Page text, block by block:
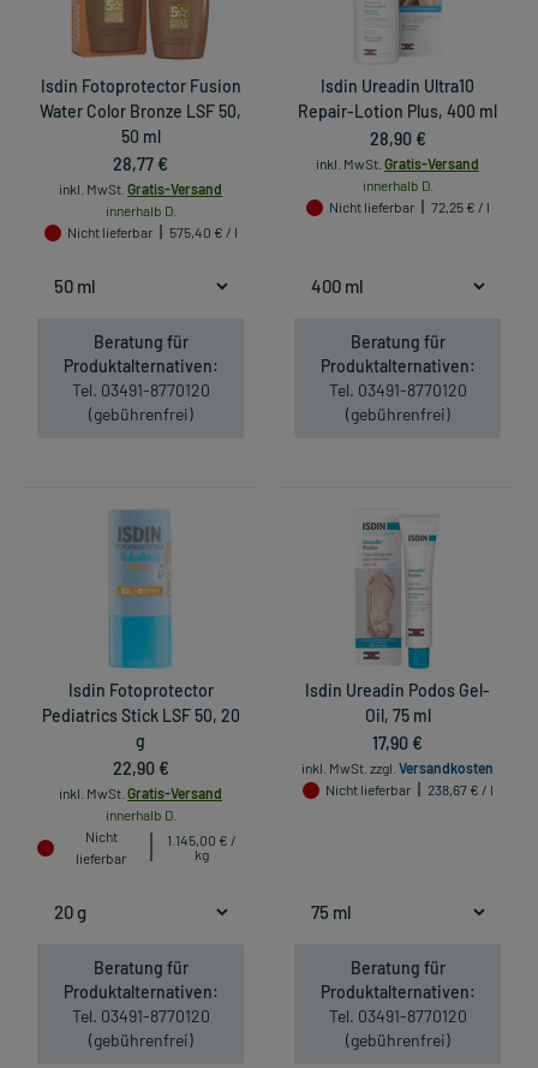
Isdin Fotoprotector Fusion
Water Color Bronze LSF 50,
50 ml
28,77 €
inkl. MwSt. Gratis-Versand
innerhalb D.
Nicht lieferbar
575,40 € / l
Beratung für
Produktalternativen:
Tel. 03491-8770120
(gebührenfrei)
Isdin Ureadin Ultra10
Repair-Lotion Plus, 400 ml
28,90 €
inkl. MwSt. Gratis-Versand
innerhalb D.
Nicht lieferbar
72,25 € / l
Beratung für
Produktalternativen:
Tel. 03491-8770120
(gebührenfrei)
Isdin Fotoprotector
Pediatrics Stick LSF 50, 20
g
22,90 €
inkl. MwSt. Gratis-Versand
innerhalb D.
Nicht
lieferbar
1.145,00 € /
kg
Beratung für
Produktalternativen:
Tel. 03491-8770120
(gebührenfrei)
Isdin Ureadin Podos Gel-
Oil, 75 ml
17,90 €
inkl. MwSt. zzgl. Versandkosten
Nicht lieferbar
238,67 € / l
Beratung für
Produktalternativen:
Tel. 03491-8770120
(gebührenfrei)